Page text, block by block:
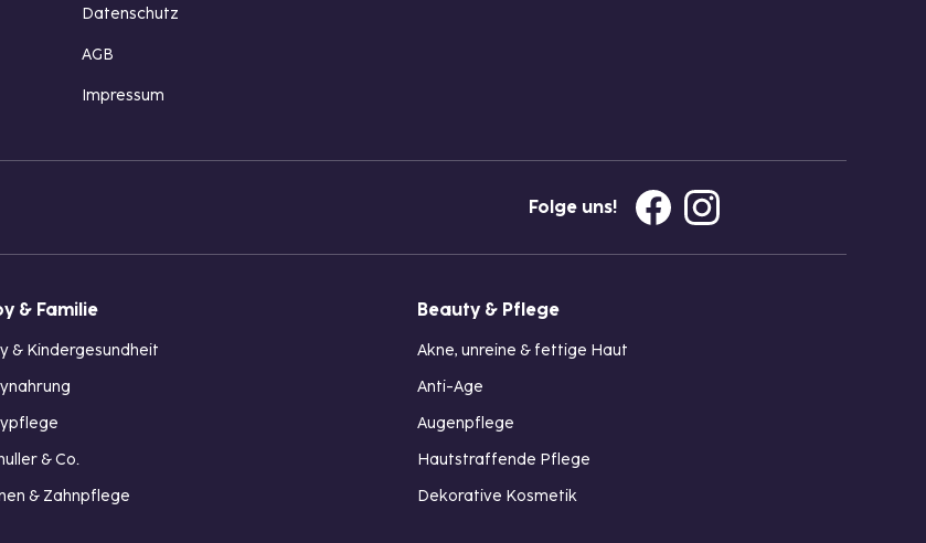
Datenschutz
AGB
Impressum
Folge uns!
& Familie
& Kindergesundheit
& Co.
& Zahnpflege
Beauty & Pflege
Akne, unreine & fettige Haut
Anti-Age
Augenpflege
Hautstraffende Pflege
Dekorative Kosmetik